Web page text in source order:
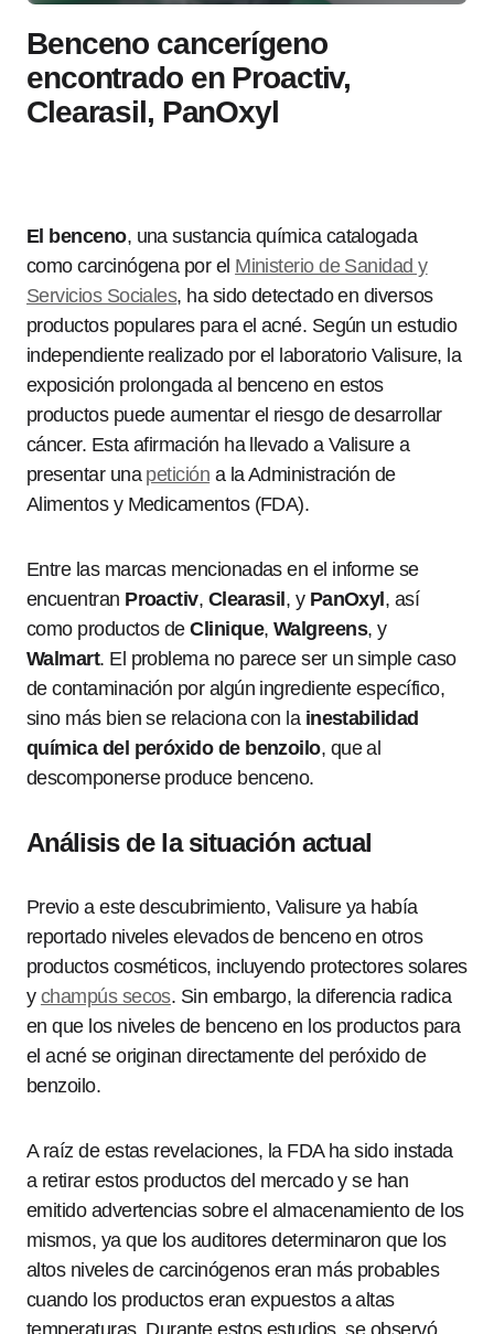
Benceno cancerígeno
encontrado en Proactiv,
Clearasil, PanOxyl
El benceno, una sustancia química catalogada
como carcinógena por el Ministerio de Sanidad y
Servicios Sociales, ha sido detectado en diversos
productos populares para el acné. Según un estudio
independiente realizado por el laboratorio Valisure, la
exposición prolongada al benceno en estos
productos puede aumentar el riesgo de desarrollar
cáncer. Esta afirmación ha llevado a Valisure a
presentar una petición a la Administración de
Alimentos y Medicamentos (FDA).
Entre las marcas mencionadas en el informe se
encuentran Proactiv, Clearasil , y PanOxyl , así
como productos deClinique, Walgreens, y
Walmart. El problema no parece ser un simple caso
de contaminación por algún ingrediente específico,
sino más bien se relaciona con la inestabilidad
química del peróxido de benzoilo, que al
descomponerse produce benceno.
Análisis de la situación actual
Previo a este descubrimiento, Valisure ya había
reportado niveles elevados de benceno en otros
productos cosméticos, incluyendo protectores solares
y champús secos. Sin embargo, la diferencia radica
en que los niveles de benceno en los productos para
el acné se originan directamente del peróxido de
benzoilo.
A raíz de estas revelaciones, la FDA ha sido instada
a retirar estos productos del mercado y se han
emitido advertencias sobre el almacenamiento de los
mismos, ya que los auditores determinaron que los
altos niveles de carcinógenos eran más probables
cuando los productos eran expuestos a altas
temperaturas. Durante estos estudios, se observó